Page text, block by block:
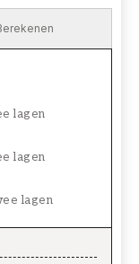
lagen
lagen
lagen